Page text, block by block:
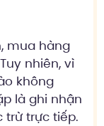
mua hàng
nhiên, vì
không
là ghi nhận
trừ trực tiếp.